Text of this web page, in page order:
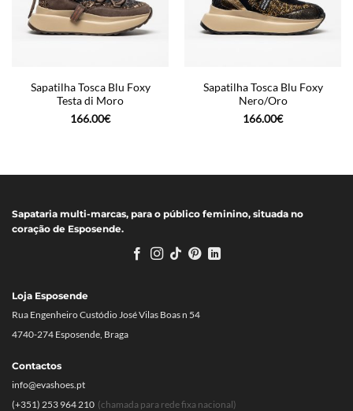
Sapatilha Tosca Blu Foxy
Testa di Moro
166.00€
Sapatilha Tosca Blu Foxy
Nero/Oro
166.00€
Sapataria multi-marcas, para o público feminino, situada no
coração de Esposende.
Loja Esposende
Rua Engenheiro Custódio José Vilas Boas n 54
4740-274 Esposende, Braga
Contactos
info@evashoes.pt
(+351) 253 964 210 (chamada para rede fixa nacional)